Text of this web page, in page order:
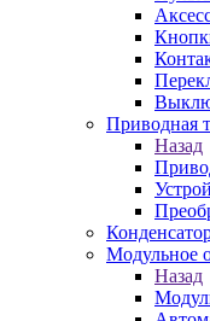
Приводная
Назад
Модульное
Назад